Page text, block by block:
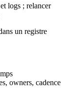
logs ; relancer
un registre
owners, cadence